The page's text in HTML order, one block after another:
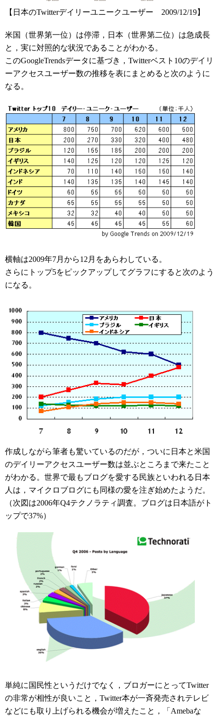
【日本のTwitterデイリーユニークユーザー 2009/12/19】
米国（世界第一位）は停滞，日本（世界第二位）は急成長
と，実に対照的な状況であることがわかる。
このGoogleTrendsデータに基づき，Twitterベスト10のデイリ
ーアクセスユーザー数の推移を表にまとめると次のように
なる。
横軸は2009年7月から12月をあらわしている。
さらにトップ5をピックアップしてグラフにすると次のよう
になる。
作成しながら筆者も驚いているのだが，ついに日本と米国
のデイリーアクセスユーザー数は並ぶところまで来たこと
がわかる。世界で最もブログを愛する民族といわれる日本
人は，マイクロブログにも同様の愛を注ぎ始めたようだ。
（次図は2006年Q4テクノラティ調査。ブログは日本語がト
ップで37%）
単純に国民性というだけでなく，ブロガーにとってTwitter
の非常が相性が良いこと，Twitter本が一斉発売されテレビ
などにも取り上げられる機会が増えたこと，「Amebaな